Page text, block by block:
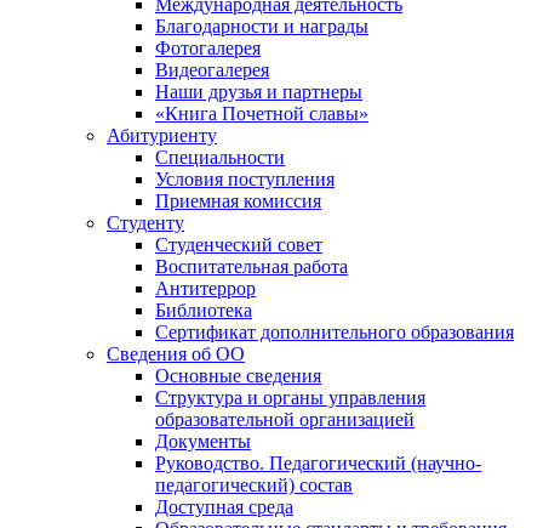
Благодарности и награды
Фотогалерея
Видеогалерея
Наши друзья и партнеры
«Книга Почетной славы»
Абитуриенту
Специальности
Условия поступления
Приемная комиссия
Студенту
Студенческий совет
Воспитательная работа
Антитеррор
Библиотека
Сертификат дополнительного образования
Сведения об ОО
Основные сведения
Структура и органы управления
образовательной организацией
Документы
Руководство. Педагогический (научно-
педагогический) состав
Доступная среда